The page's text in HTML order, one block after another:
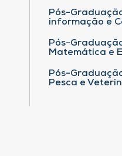
Pós-
informação e
Pós-
Matemática e
Pós-
Pesca e